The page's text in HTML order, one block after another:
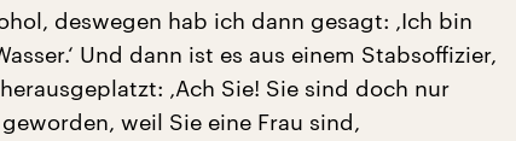
deswegen hab ich dann gesagt: ‚Ich bin
Und dann ist es aus einem Stabsoffizier,
‚Ach Sie! Sie sind doch nur
weil Sie eine Frau sind,